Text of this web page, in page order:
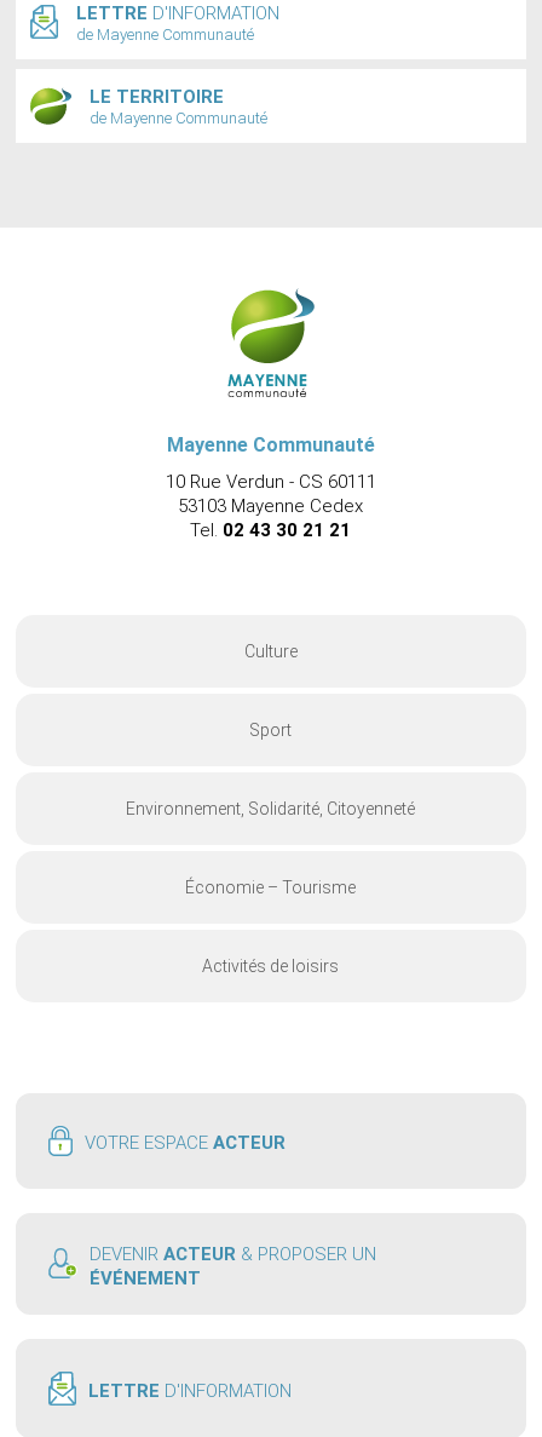
LETTRE D'INFORMATION
de Mayenne Communauté
LE TERRITOIRE
de Mayenne Communauté
Mayenne Communauté
10 Rue Verdun - CS 60111
53103 Mayenne Cedex
Tel. 02 43 30 21 21
Culture
Sport
Environnement, Solidarité, Citoyenneté
Économie – Tourisme
Activités de loisirs
VOTRE ESPACEACTEUR
DEVENIRACTEUR & PROPOSER UN
ÉVÉNEMENT
LETTRE D'INFORMATION